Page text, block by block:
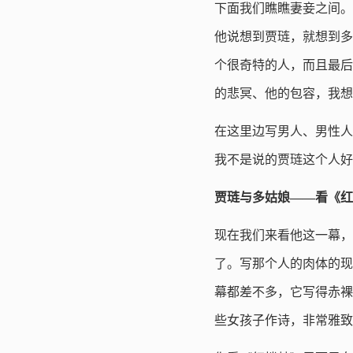
下面我们瞧瞧妻妾之间
他说想到贾琏，就想到
个很奇特的人，而且最
的悲冥、他的包容，我
在这里边写男人、男性
我不是说的贾琏这个人
贾琏与多姑娘——看《红
现在我们来看他这一幕
了。写那个人的肉体的
幕都差不多，它写得赤
些女孩子作诗，非常雅